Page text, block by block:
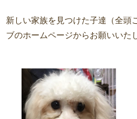
新しい家族を見つけた子達（全頭
ブのホームページからお願いいた